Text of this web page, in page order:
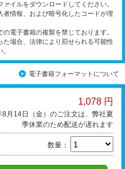
イルをダウンロードしてください。
情報、および暗号化したコードが埋
電子書籍の複製を禁じております。
場合、法律により罰せられる可能性
電子書籍フォーマットについて
1,078 円
月14日（金）のご注文は、弊社夏
季休業のため配送が遅れます
数量：